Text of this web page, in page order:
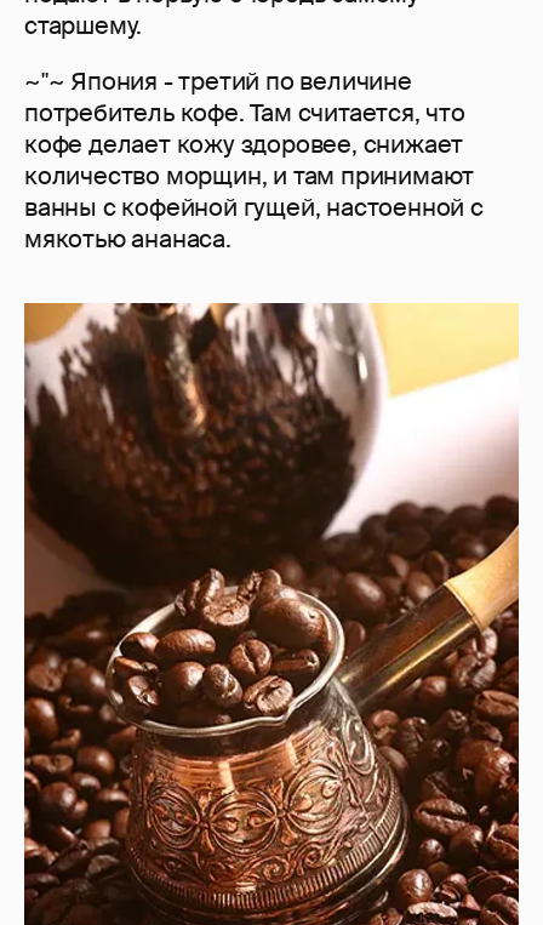
старшему.
~"~ Япония - третий по величине
потребитель кофе. Там считается, что
кофе делает кожу здоровее, снижает
количество морщин, и там принимают
ванны с кофейной гущей, настоенной с
мякотью ананаса.